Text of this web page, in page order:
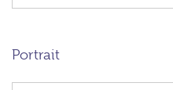
Portrait